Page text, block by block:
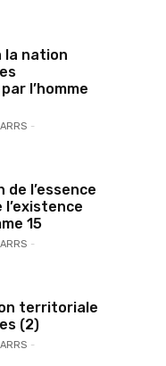
la nation
l’homme
-
de l’essence
15
-
territoriale
(2)
-